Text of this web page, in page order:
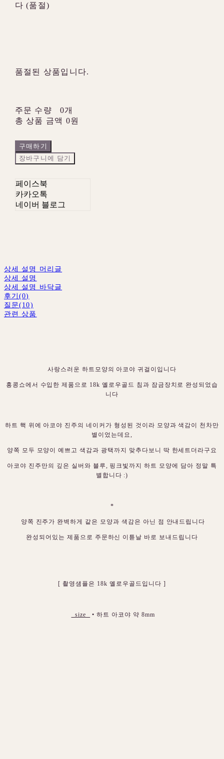
다 (품절)
품절된 상품입니다.
주문 수량
0개
총 상품 금액 0원
구매하기
장바구니에 담기
페이스북
카카오톡
네이버 블로그
상세 설명 머리글
상세 설명
상세 설명 바닥글
후기(0)
질문(10)
관련 상품
사랑스러운 하트모양의 아코야 귀걸이입니다
홍콩쇼에서 수입한 제품으로 18k 옐로우골드 침과 잠금장치로 완성되었습
니다
하트 핵 위에 아코야 진주의 네이커가 형성된 것이라 모양과 색감이 천차만
별이었는데요,
양쪽 모두 모양이 예쁘고 색감과 광택까지 맞추다보니 딱 한세트더라구요
아코야 진주만의 깊은 실버와 블루, 핑크빛까지 하트 모양에 담아 정말 특
별합니다 :)
*
양쪽 진주가 완벽하게 같은 모양과 색감은 아닌 점 안내드립니다
완성되어있는 제품으로 주문하신 이튿날 바로 보내드립니다
[ 촬영샘플은 18k 옐로우골드입니다 ]
size • 하트 아코야 약 8mm